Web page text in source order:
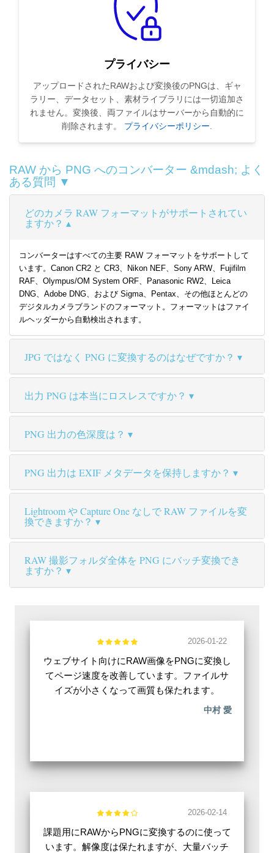
プライバシー
アップロードされたRAWおよび変換後のPNGは、ギャ
ラリー、データセット、素材ライブラリには一切追加さ
れません。変換後、両ファイルはサーバーから自動的に
削除されます。 プライバシーポリシー.
RAW から PNG へのコンバーター &mdash; よく
ある質問 ▼
どのカメラ RAW フォーマットがサポートされてい
ますか？
コンバーターはすべての主要 RAW フォーマットをサポートして
います。Canon CR2 と CR3、Nikon NEF、Sony ARW、Fujifilm
RAF、Olympus/OM System ORF、Panasonic RW2、Leica
DNG、Adobe DNG、および Sigma、Pentax、その他ほとんどの
デジタルカメラブランドのフォーマット。フォーマットはファイ
ルヘッダーから自動検出されます。
JPG ではなく PNG に変換するのはなぜですか？
出力 PNG は本当にロスレスですか？
PNG 出力の色深度は？
PNG 出力は EXIF メタデータを保持しますか？
Lightroom や Capture One なしで RAW ファイルを変
換できますか？
RAW 撮影フォルダ全体を PNG にバッチ変換でき
ますか？
2026-01-22
ウェブサイト向けにRAW画像をPNGに変換し
てページ速度を改善しています。ファイルサ
イズが小さくなって画質も保たれます。
中村 愛
2026-02-14
課題用にRAWからPNGに変換するのに使って
います。解像度は保たれますが、大量バッチ